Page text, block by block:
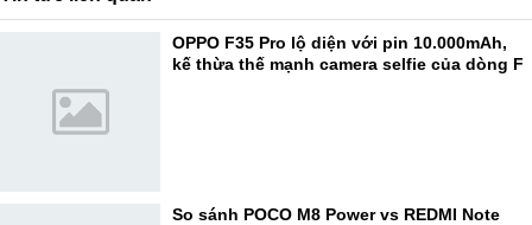
OPPO F35 Pro lộ diện với pin 10.000mAh,
kế thừa thế mạnh camera selfie của dòng F
So sánh POCO M8 Power vs REDMI Note